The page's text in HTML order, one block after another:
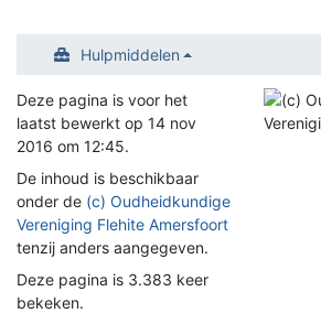
Hulpmiddelen
Deze pagina is voor het
laatst bewerkt op 14 nov
2016 om 12:45.
De inhoud is beschikbaar
onder de (c) Oudheidkundige
Vereniging Flehite Amersfoort
tenzij anders aangegeven.
Deze pagina is 3.383 keer
bekeken.